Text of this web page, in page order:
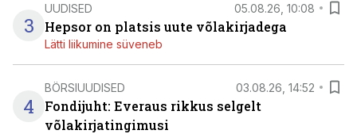
3
UUDISED 05.08.26, 10:08
Hepsor on platsis uute võlakirjadega
Lätti liikumine süveneb
4
BÖRSIUUDISED 03.08.26, 14:52
Fondijuht: Everaus rikkus selgelt
võlakirjatingimusi